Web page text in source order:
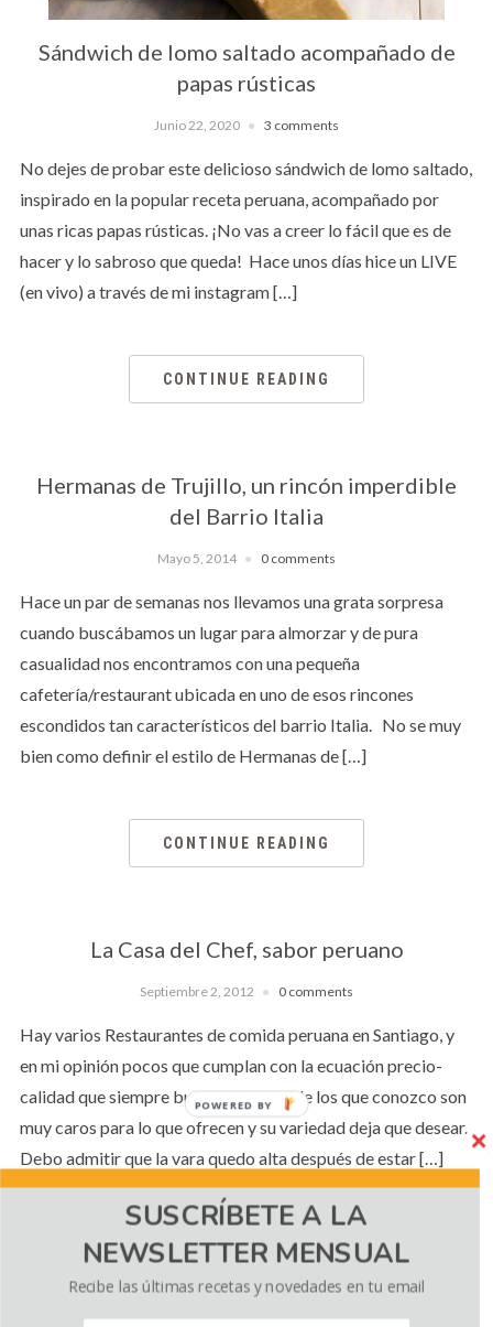
Sándwich de lomo saltado acompañado de
papas rústicas
Junio 22, 2020 3 comments
No dejes de probar este delicioso sándwich de lomo saltado,
inspirado en la popular receta peruana, acompañado por
unas ricas papas rústicas. ¡No vas a creer lo fácil que es de
hacer y lo sabroso que queda! Hace unos días hice un LIVE
(en vivo) a través de mi instagram […]
CONTINUE READING
Hermanas de Trujillo, un rincón imperdible
del Barrio Italia
Mayo 5, 2014 0 comments
Hace un par de semanas nos llevamos una grata sorpresa
cuando buscábamos un lugar para almorzar y de pura
casualidad nos encontramos con una pequeña
cafetería/restaurant ubicada en uno de esos rincones
escondidos tan característicos del barrio Italia. No se muy
bien como definir el estilo de Hermanas de […]
CONTINUE READING
La Casa del Chef, sabor peruano
Septiembre 2, 2012 0 comments
Hay varios Restaurantes de comida peruana en Santiago, y
en mi opinión pocos que cumplan con la ecuación precio-
calidad que siempre busco. Muchos de los que conozco son
muy caros para lo que ofrecen y su variedad deja que desear.
Debo admitir que la vara quedo alta después de estar […]
CONTINUE READING
SUSCRÍBETE A LA
NEWSLETTER MENSUAL
Recibe las últimas recetas y novedades en tu email
POWERED BY